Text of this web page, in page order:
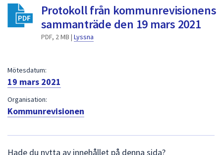
för
att
välja
Protokoll från kommunrevisionens
sammanträde den 19 mars 2021
PDF, 2 MB | Lyssna
Mötesdatum:
19 mars 2021
Organisation:
Kommunrevisionen
Hade du nytta av innehållet på denna sida?